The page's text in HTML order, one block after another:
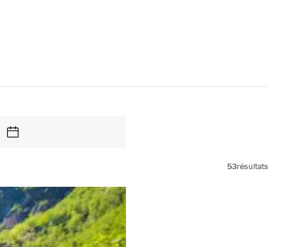
53résultats